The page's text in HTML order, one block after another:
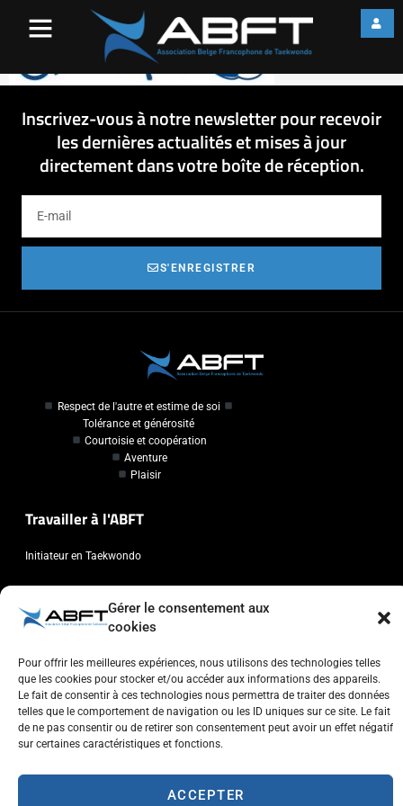
Gérer le consentement aux
cookies
Pour offrir les meilleures expériences, nous utilisons des technologies telles
que les cookies pour stocker et/ou accéder aux informations des appareils.
Le fait de consentir à ces technologies nous permettra de traiter des données
telles que le comportement de navigation ou les ID uniques sur ce site. Le fait
de ne pas consentir ou de retirer son consentement peut avoir un effet négatif
sur certaines caractéristiques et fonctions.
ACCEPTER
Inscrivez-vous à notre newsletter pour recevoir
les dernières actualités et mises à jour
directement dans votre boîte de réception.
S'ENREGISTRER
Respect de l'autre et estime de soi
Tolérance et générosité
Courtoisie et coopération
Aventure
Plaisir
Travailler à l'ABFT
Initiateur en Taekwondo
Chaussée de Wavre, 2057 - 1160 Auderghem
info@abft.be
+32 (0)2 347 34 77